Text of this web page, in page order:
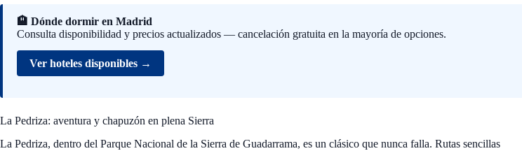
🏨 Dónde dormir en Madrid
Consulta disponibilidad y precios actualizados — cancelación gratuita en la mayoría de opciones.
Ver hoteles disponibles →
La Pedriza: aventura y chapuzón en plena Sierra
La Pedriza, dentro del Parque Nacional de la Sierra de Guadarrama, es un clásico que nunca falla. Rutas sencillas